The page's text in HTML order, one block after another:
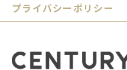
プライバシーポリシー